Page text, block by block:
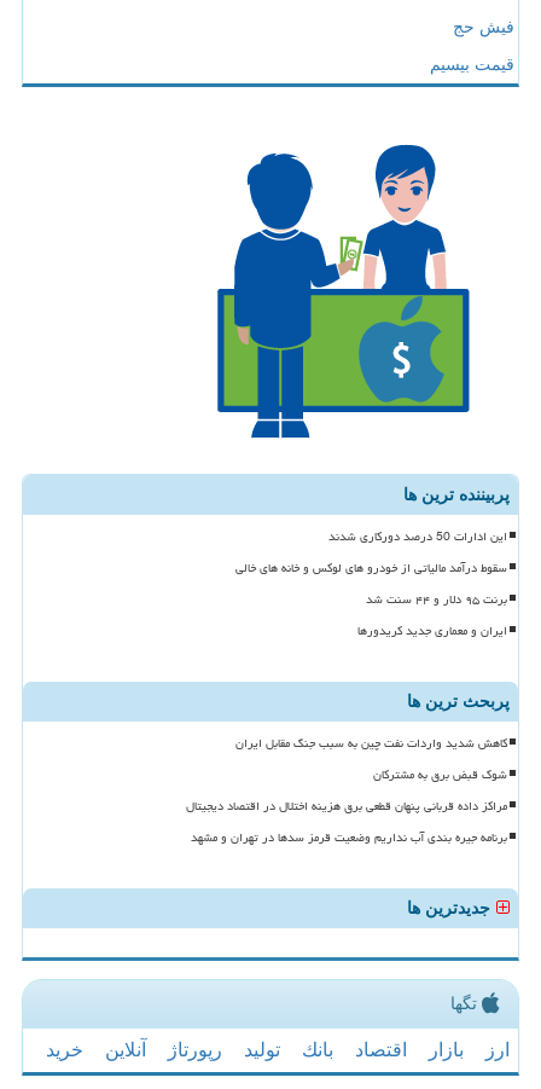
فیش حج
قیمت بیسیم
پربیننده ترین ها
این ادارات 50 درصد دورکاری شدند
سقوط درآمد مالیاتی از خودرو های لوکس و خانه های خالی
برنت ۹۵ دلار و ۴۴ سنت شد
ایران و معماری جدید کریدورها
پربحث ترین ها
کاهش شدید واردات نفت چین به سبب جنگ مقابل ایران
شوک قبض برق به مشترکان
مراکز داده قربانی پنهان قطعی برق هزینه اختلال در اقتصاد دیجیتال
برنامه جیره بندی آب نداریم وضعیت قرمز سدها در تهران و مشهد
جدیدترین ها
تگها
ارز بازار اقتصاد بانك تولید رپورتاژ آنلاین خرید